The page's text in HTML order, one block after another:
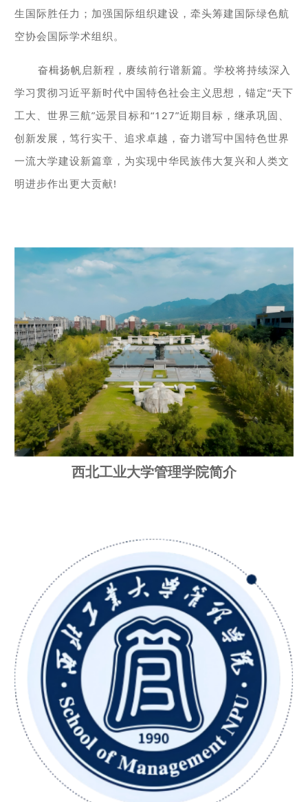
生国际胜任力；加强国际组织建设，牵头筹建国际绿色航
空协会国际学术组织。
奋楫扬帆启新程，赓续前行谱新篇。 学校将持续深入
学习贯彻习近平新时代中国特色社会主义思想，锚定“天下
工大、世界三航”远景目标和“127”近期目标，继承巩固、
创新发展，笃行实干、追求卓越，奋力谱写中国特色世界
一流大学建设新篇章，为实现中华民族伟大复兴和人类文
明进步作出更大贡献!
西北工业大学管理学院简介